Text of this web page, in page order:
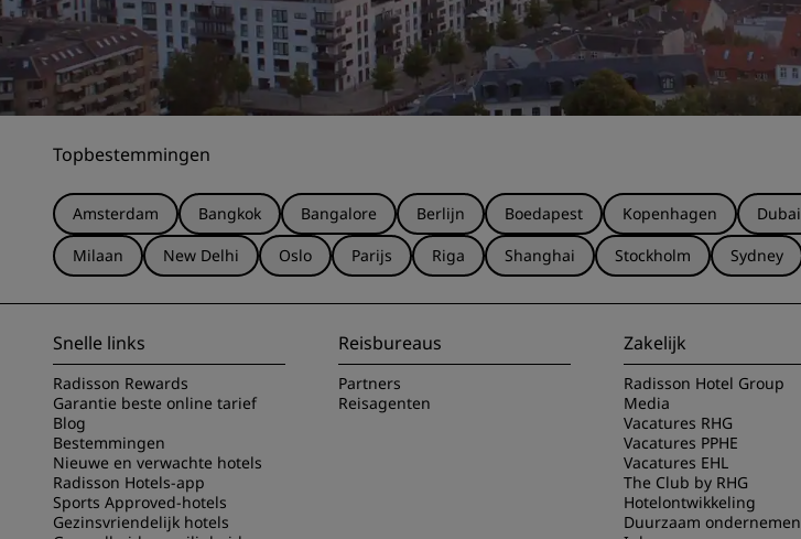
Topbestemmingen
Amsterdam Bangkok Bangalore Berlijn Boedapest Kopenhagen Dubai
Milaan
New Delhi Oslo Parijs Riga Shanghai Stockholm Sydney
Snelle links
Radisson Rewards
Garantie beste online tarief
Blog
Bestemmingen
Nieuwe en verwachte hotels
Radisson Hotels-app
Sports Approved-hotels
Gezinsvriendelijk hotels
Reisbureaus
Partners
Reisagenten
Zakelijk
Radisson Hotel Group
Media
Vacatures RHG
Vacatures PPHE
Vacatures EHL
The Club by RHG
Hotelontwikkeling
Duurzaam ondernemen